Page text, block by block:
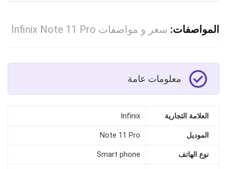
المواصفات: سعر و مواصفات Infinix Note 11 Pro
معلومات عامة
العلامة التجارية Infinix
الموديل Note 11 Pro
نوع الهاتف Smart phone